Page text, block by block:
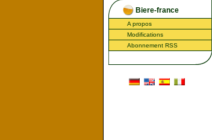
Biere-france
A propos
Modifications
Abonnement RSS